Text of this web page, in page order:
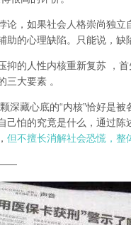
论，如果社会人格崇尚独立
助的心理缺陷。只能说， 缺
抑的人性内核重新复苏 ，
三大要素 。
颗深藏心底的“内核”恰好是被
己怕的究竟是什么，通过
但不擅长消解社会恐慌，整